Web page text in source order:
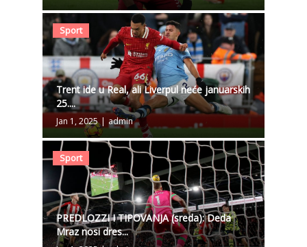
Sport
Trent ide u Real, ali Liverpul neće januarskih
25....
Jan 1, 2025 | admin
Sport
PREDLOZZI I TIPOVANJA (sreda): Deda
Mraz nosi dres...